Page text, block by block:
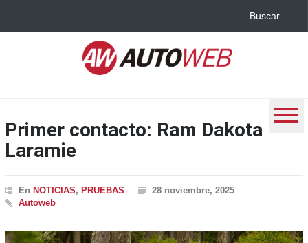
Primer contacto: Ram Dakota
Laramie
En NOTICIAS, PRUEBAS
28 noviembre, 2025
Autoweb